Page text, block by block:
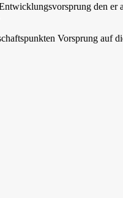
den er
Vorsprung auf